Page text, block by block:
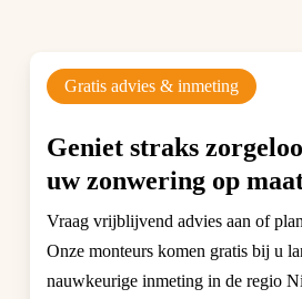
Gratis advies & inmeting
Geniet straks
uw zonwering op
Vraag vrijblijvend advies aan of
Onze monteurs komen gratis bij u
nauwkeurige inmeting in de regio